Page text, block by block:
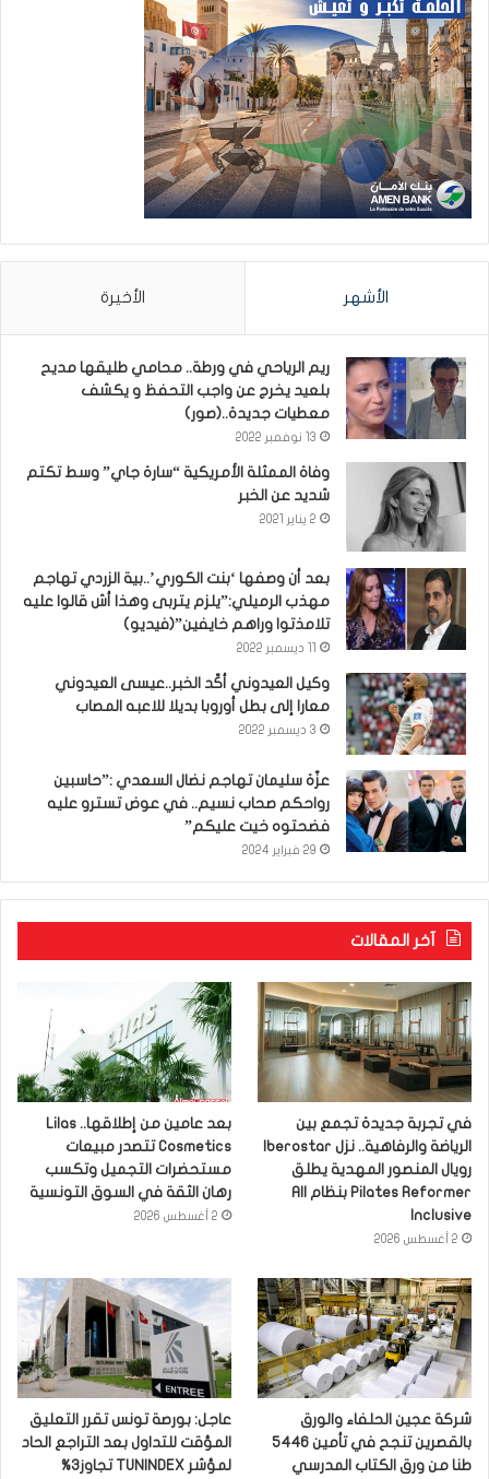
الأشهر الأخيرة
ريم الرياحي في ورطة.. محامي طليقها مديح
بلعيد يخرج عن واجب التحفظ و يكشف
معطيات جديدة..(صور)
13 نوفمبر 2022
وفاة الممثلة الأمريكية “سارة جاي” وسط تكتم
شديد عن الخبر
2 يناير 2021
بعد أن وصفها ‘بنت الكوري’..بية الزردي تهاجم
مهذب الرميلي:”يلزم يتربى وهذا أش قالوا عليه
تلامذتوا وراهم خايفين”(فيديو)
وكيل العيدوني أكّد الخبر..عيسى العيدوني
معارا إلى بطل أوروبا بديلا للاعبه المصاب
3 ديسمبر 2022
عزّة سليمان تهاجم نضال السعدي :”حاسبين
رواحكم صحاب نسيم.. في عوض تسترو عليه
فضحتوه خيت عليكم”
29 فبراير 2024
آخر المقالات
في تجربة جديدة تجمع بين
رويال المنصور المهدية يطلق
Pilates Reformer بنظام All
Inclusive
2 أغسطس 2026
بعد عامين من إطلاقها.. Lilas
Cosmetics تتصدر مبيعات
مستحضرات التجميل وتكسب
رهان الثقة في السوق التونسية
2 أغسطس 2026
شركة عجين الحلفاء والورق
بالقصرين تنجح في تأمين 5446
طنا من ورق الكتاب المدرسي
عاجل: بورصة تونس تقرر التعليق
المؤقت للتداول بعد التراجع الحاد
لمؤشر TUNINDEX تجاوز3%